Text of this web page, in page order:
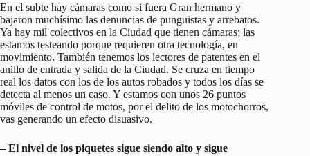
En el subte hay cámaras como si fuera Gran hermano y
bajaron muchísimo las denuncias de punguistas y arrebatos.
Ya hay mil colectivos en la Ciudad que tienen cámaras; las
estamos testeando porque requieren otra tecnología, en
movimiento. También tenemos los lectores de patentes en el
anillo de entrada y salida de la Ciudad. Se cruza en tiempo
real los datos con los de los autos robados y todos los días se
detecta al menos un caso. Y estamos con unos 26 puntos
móviles de control de motos, por el delito de los motochorros,
vas generando un efecto disuasivo.
– El nivel de los piquetes sigue siendo alto y sigue